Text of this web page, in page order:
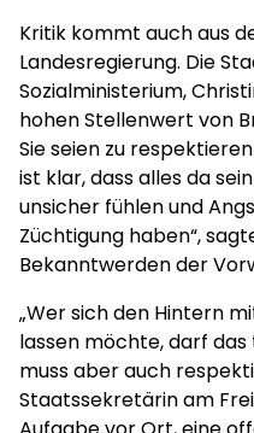
Kritik kommt auch aus
Landesregierung. Die
Sozialministerium,
hohen Stellenwert von
Sie seien zu
ist klar, dass alles da
unsicher fühlen und
Züchtigung haben“,
Bekanntwerden der
„Wer sich den Hintern
lassen möchte, darf
muss aber auch
Staatssekretärin am